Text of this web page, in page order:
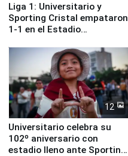
Liga 1: Universitario y
Sporting Cristal empataron
1-1 en el Estadio
12
Universitario celebra su
102º aniversario con
estadio lleno ante Sporting